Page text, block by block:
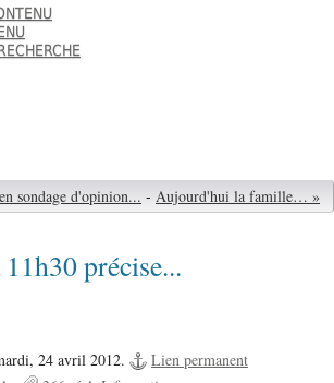
sondage d'opinion... - Aujourd'hui la famille… »
précise...
24 avril 2012.
Lien permanent